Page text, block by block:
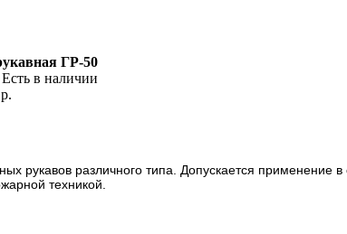
ГР-50
Есть в наличии
рукавов различного типа. Допускается
техникой.